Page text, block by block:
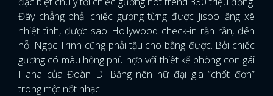
Đây chẳng phải chiếc gương từng được Jisoo lăng xê
nhiệt tình, được sao Hollywood check-in rần rần, đến
nỗi Ngọc Trinh cũng phải tậu cho bằng được. Bởi chiếc
gương có màu hồng phù hợp với thiết kế phòng con gái
Hana của Đoàn Di Băng nên nữ đại gia “chốt đơn”
trong một nốt nhạc.